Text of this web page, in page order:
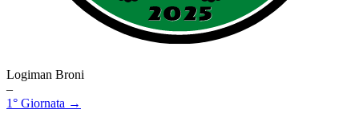
Logiman Broni
–
1° Giornata →